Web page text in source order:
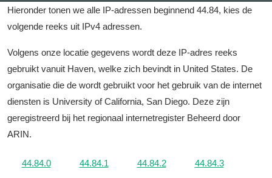
Hieronder tonen we alle IP-adressen beginnend 44.84, kies de
volgende reeks uit IPv4 adressen.
Volgens onze locatie gegevens wordt deze IP-adres reeks
gebruikt vanuit Haven, welke zich bevindt in United States. De
organisatie die de wordt gebruikt voor het gebruik van de internet
diensten is University of California, San Diego. Deze zijn
geregistreerd bij het regionaal internetregister Beheerd door
ARIN.
44.84.0 44.84.1 44.84.2 44.84.3